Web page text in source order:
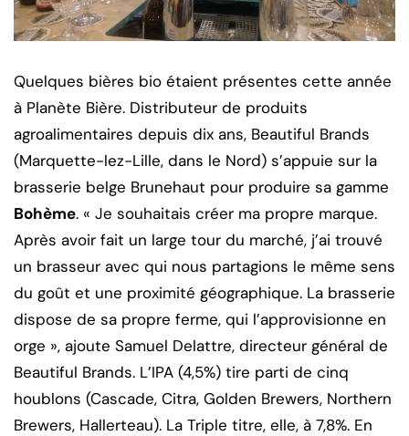
Quelques bières bio étaient présentes cette année
à Planète Bière. Distributeur de produits
agroalimentaires depuis dix ans, Beautiful Brands
(Marquette-lez-Lille, dans le Nord) s’appuie sur la
brasserie belge Brunehaut pour produire sa gamme
Bohème. « Je souhaitais créer ma propre marque.
Après avoir fait un large tour du marché, j’ai trouvé
un brasseur avec qui nous partagions le même sens
du goût et une proximité géographique. La brasserie
dispose de sa propre ferme, qui l’approvisionne en
orge », ajoute Samuel Delattre, directeur général de
Beautiful Brands. L’IPA (4,5%) tire parti de cinq
houblons (Cascade, Citra, Golden Brewers, Northern
Brewers, Hallerteau). La Triple titre, elle, à 7,8%. En